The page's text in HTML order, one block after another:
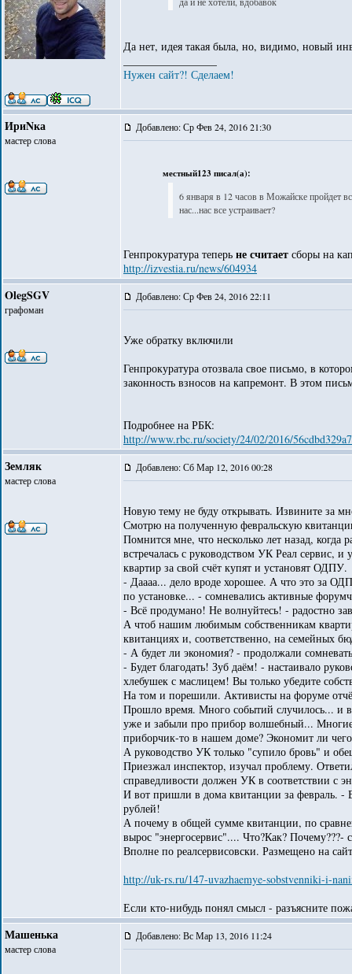
Да нет, идея такая была, но, видимо, новый
Нужен сайт?! Сделаем!
ИриNка
мастер слова
Добавлено: Ср Фев 24, 2016 21:30
местный123 писал(а):
6 января в 12 часов в Можайске пройдет
нас...нас все устраивает?
Генпрокуратура теперь не считает сборы на
http://izvestia.ru/news/604934
OlegSGV
графоман
Добавлено: Ср Фев 24, 2016 22:11
Уже обратку включили
Генпрокуратура отозвала свое письмо, в
законность взносов на капремонт. В этом
Подробнее на РБК:
http://www.rbc.ru/society/24/02/2016/
Земляк
мастер слова
Добавлено: Сб Мар 12, 2016 00:28
Новую тему не буду открывать. Извините за
Смотрю на полученную февральскую
Помнится мне, что несколько лет назад,
встречалась с руководством УК Реал сервис,
квартир за свой счёт купят и установят ОДПУ.
- Даааа... дело вроде хорошее. А что это за
по установке... - сомневались активные
- Всё продумано! Не волнуйтесь! - радостно
А чтоб нашим любимым собственникам
квитанциях и, соответственно, на семейных
- А будет ли экономия? - продолжали
- Будет благодать! Зуб даём! - настаивало
хлебушек с маслицем! Вы только убедите
На том и порешили. Активисты на форуме
Прошло время. Много событий случилось... и
уже и забыли про прибор волшебный...
приборчик-то в нашем доме? Экономит ли
А руководство УК только "супило бровь" и
Приезжал инспектор, изучал проблему.
справедливости должен УК в соответствии с
И вот пришли в дома квитанции за февраль. -
рублей!
А почему в общей сумме квитанции, по
вырос "энергосервис".... Что?Как? Почему???-
Вполне по реалсервисовски. Размещено на
http://uk-rs.ru/147-uvazhaemye-sobstvenniki-i-
Если кто-нибудь понял смысл - разъясните
Машенька
мастер слова
Добавлено: Вс Мар 13, 2016 11:24